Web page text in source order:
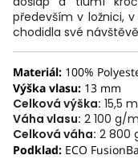
především v ložnici,
chodidla své
Materiál: 100%
Výška vlasu: 13 mm
Celková výška: 15,5
Váha vlasu: 2 100 g/m
Celková váha: 2 800
Podklad: ECO